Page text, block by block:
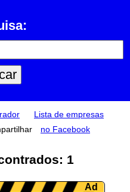
Lista de empresas
no Facebook
1